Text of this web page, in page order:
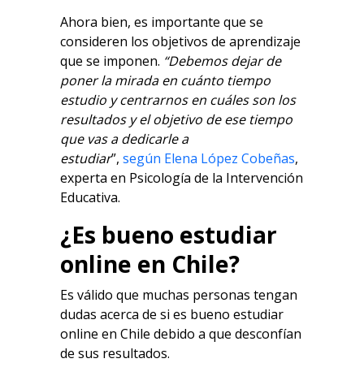
Ahora bien, es importante que se
consideren los objetivos de aprendizaje
que se imponen. “Debemos dejar de
poner la mirada en cuánto tiempo
estudio y centrarnos en cuáles son los
resultados y el objetivo de ese tiempo
que vas a dedicarle a
estudiar”, según Elena López Cobeñas,
experta en Psicología de la Intervención
Educativa.
¿Es bueno estudiar
online en Chile?
Es válido que muchas personas tengan
dudas acerca de si es bueno estudiar
online en Chile debido a que desconfían
de sus resultados.